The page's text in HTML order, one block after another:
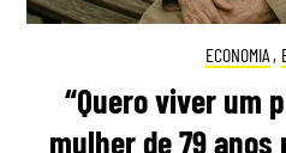
ECONOMIA ,
“Quero viver um
mulher de 79 anos